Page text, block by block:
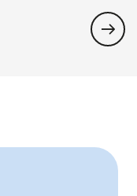
den Frühling